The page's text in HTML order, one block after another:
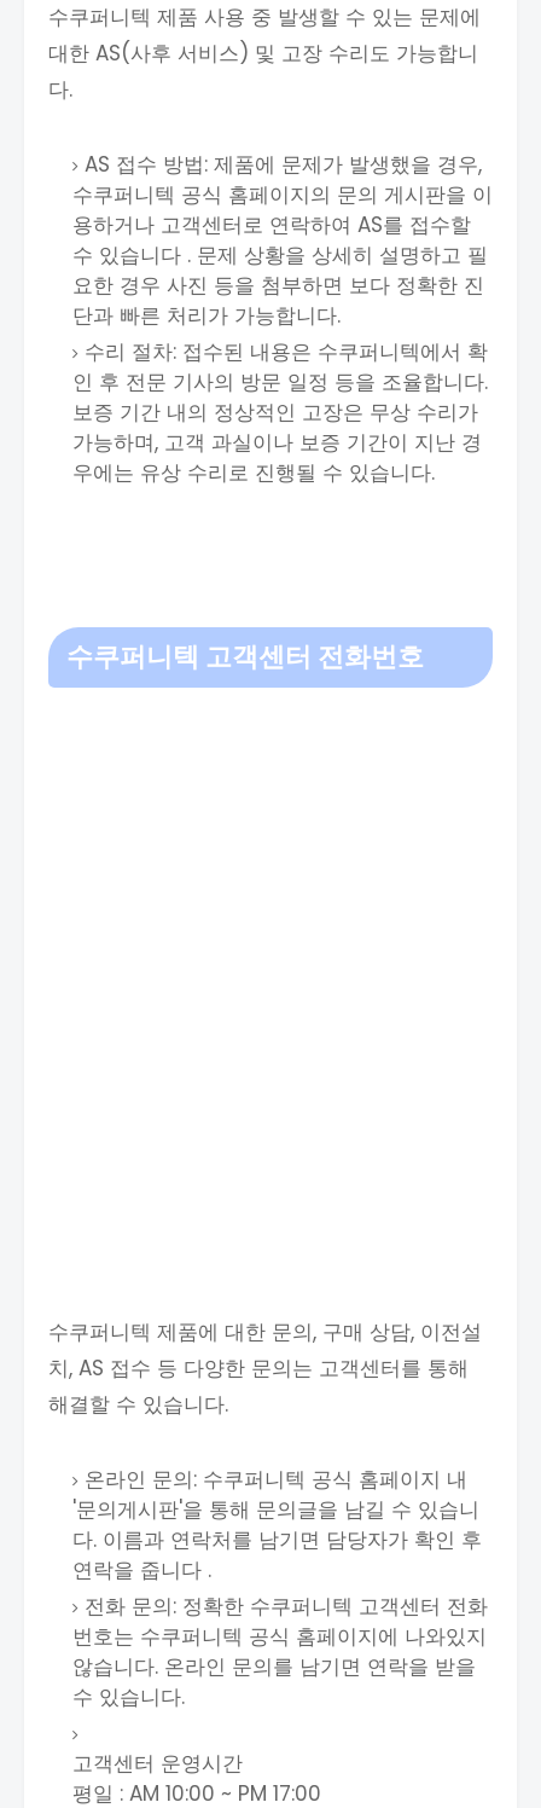
수쿠퍼니텍 제품 사용 중 발생할 수 있는 문제에
대한 AS(사후 서비스) 및 고장 수리도 가능합니
다.
AS 접수 방법: 제품에 문제가 발생했을 경우,
수쿠퍼니텍 공식 홈페이지의 문의 게시판을 이
용하거나 고객센터로 연락하여 AS를 접수할
수 있습니다 . 문제 상황을 상세히 설명하고 필
요한 경우 사진 등을 첨부하면 보다 정확한 진
단과 빠른 처리가 가능합니다.
수리 절차: 접수된 내용은 수쿠퍼니텍에서 확
인 후 전문 기사의 방문 일정 등을 조율합니다.
보증 기간 내의 정상적인 고장은 무상 수리가
가능하며, 고객 과실이나 보증 기간이 지난 경
우에는 유상 수리로 진행될 수 있습니다.
수쿠퍼니텍 고객센터 전화번호
수쿠퍼니텍 제품에 대한 문의, 구매 상담, 이전설
치, AS 접수 등 다양한 문의는 고객센터를 통해
해결할 수 있습니다.
온라인 문의: 수쿠퍼니텍 공식 홈페이지 내
'문의게시판'을 통해 문의글을 남길 수 있습니
다. 이름과 연락처를 남기면 담당자가 확인 후
연락을 줍니다 .
전화 문의: 정확한 수쿠퍼니텍 고객센터 전화
번호는 수쿠퍼니텍 공식 홈페이지에 나와있지
않습니다. 온라인 문의를 남기면 연락을 받을
수 있습니다.
고객센터 운영시간
평일 : AM 10:00 ~ PM 17:00